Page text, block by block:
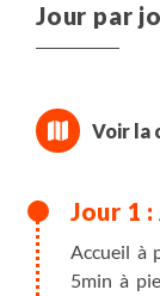
Jour par
Accueil à
5min à